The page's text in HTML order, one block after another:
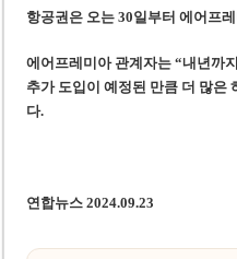
항공권은 오는 30일부터 에어프
에어프레미아 관계자는 “내년까
추가 도입이 예정된 만큼 더 많은
다.
연합뉴스 2024.09.23